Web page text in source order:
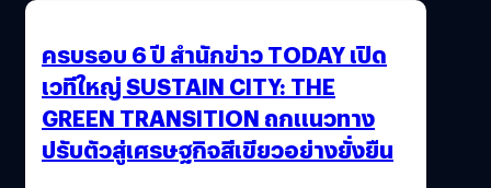
ครบรอบ 6 ปี สำนักข่าว TODAY เปิด
เวทีใหญ่ SUSTAIN CITY: THE
GREEN TRANSITION ถกแนวทาง
ปรับตัวสู่เศรษฐกิจสีเขียวอย่างยั่งยืน